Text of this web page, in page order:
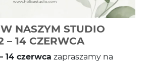
NASZYM STUDIO
– 14 CZERWCA-Czytaj całość
14 czer­wca zapraszamy na